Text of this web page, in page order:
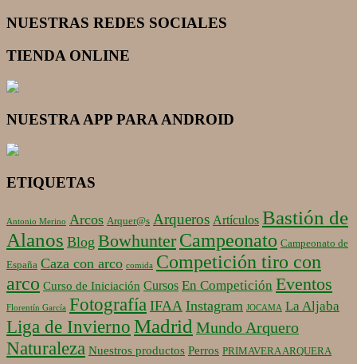
NUESTRAS REDES SOCIALES
TIENDA ONLINE
NUESTRA APP PARA ANDROID
ETIQUETAS
Antonio Merino Arcos Arquer@s Arqueros Artículos Bastión de
Alanos Blog Bowhunter Campeonato Campeonato de
España Caza con arco comida Competición tiro con
arco Curso de Iniciación Cursos En Competición Eventos
Florentín García Fotografía IFAA Instagram JOCAMA La Aljaba
Liga de Invierno Madrid Mundo Arquero
Naturaleza Nuestros productos Perros PRIMAVERA ARQUERA